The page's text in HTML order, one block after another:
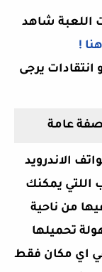
اللعبة شاهد
!
انتقادات يرجى
عامة
الاندرويد
اللتي يمكنك
من ناحية
تحميلها
في اي مكان فقط